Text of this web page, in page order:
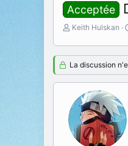
Acceptée
I
i
a
e
d
Keith Hulskan
La discussion